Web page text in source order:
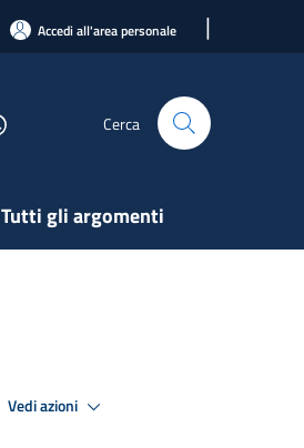
Accedi all'area personale |
Cerca
Tutti gli argomenti
Vedi azioni